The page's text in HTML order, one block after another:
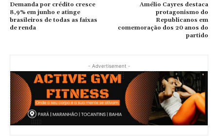
Demanda por crédito cresce
8,9% em junho e atinge
brasileiros de todas as faixas
de renda
Amélio Cayres destaca
protagonismo do
Republicanos em
comemoração dos 20 anos do
partido
- Advertisement -